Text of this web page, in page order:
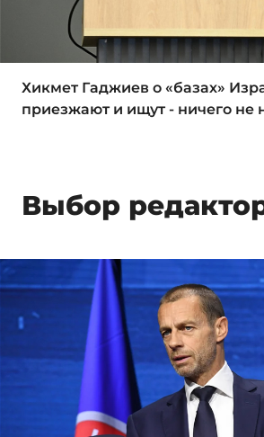
Хикмет Гаджиев о «базах»
приезжают и ищут - ничего не
Выбор